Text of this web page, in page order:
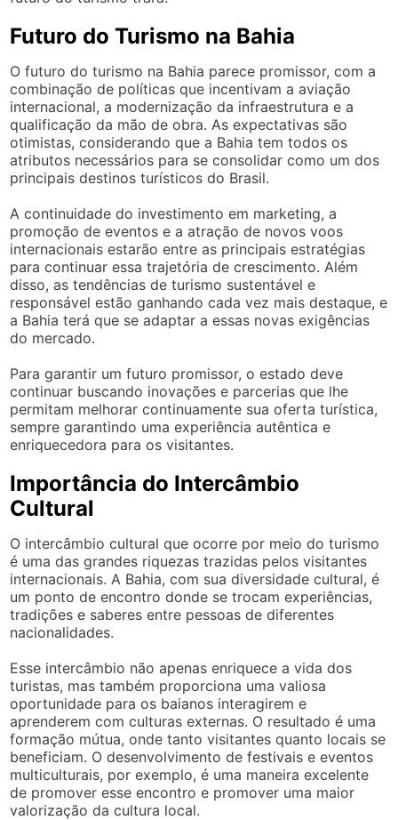
Futuro do Turismo na Bahia
O futuro do turismo na Bahia parece promissor, com a
combinação de políticas que incentivam a aviação
internacional, a modernização da infraestrutura e a
qualificação da mão de obra. As expectativas são
otimistas, considerando que a Bahia tem todos os
atributos necessários para se consolidar como um dos
principais destinos turísticos do Brasil.
A continuidade do investimento em marketing, a
promoção de eventos e a atração de novos voos
internacionais estarão entre as principais estratégias
para continuar essa trajetória de crescimento. Além
disso, as tendências de turismo sustentável e
responsável estão ganhando cada vez mais destaque, e
a Bahia terá que se adaptar a essas novas exigências
do mercado.
Para garantir um futuro promissor, o estado deve
continuar buscando inovações e parcerias que lhe
permitam melhorar continuamente sua oferta turística,
sempre garantindo uma experiência autêntica e
enriquecedora para os visitantes.
Importância do Intercâmbio
Cultural
O intercâmbio cultural que ocorre por meio do turismo
é uma das grandes riquezas trazidas pelos visitantes
internacionais. A Bahia, com sua diversidade cultural, é
um ponto de encontro donde se trocam experiências,
tradições e saberes entre pessoas de diferentes
nacionalidades.
Esse intercâmbio não apenas enriquece a vida dos
turistas, mas também proporciona uma valiosa
oportunidade para os baianos interagirem e
aprenderem com culturas externas. O resultado é uma
formação mútua, onde tanto visitantes quanto locais se
beneficiam. O desenvolvimento de festivais e eventos
multiculturais, por exemplo, é uma maneira excelente
de promover esse encontro e promover uma maior
valorização da cultura local.